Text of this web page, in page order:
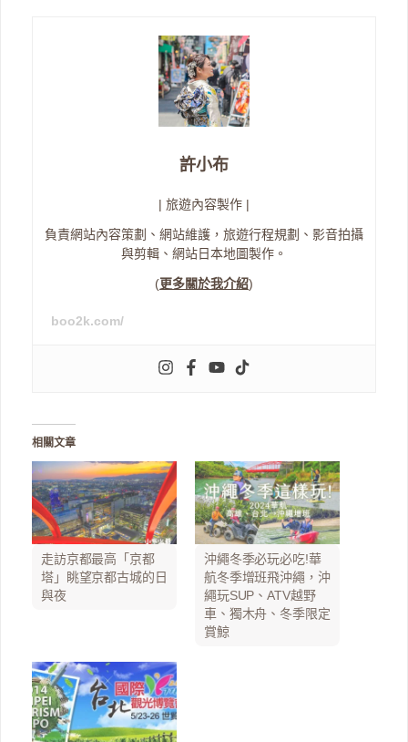
許小布
| 旅遊內容製作 |
負責網站內容策劃、網站維護，旅遊行程規劃、影音拍攝
與剪輯、網站日本地圖製作。
(更多關於我介紹)
boo2k.com/
相關文章
走訪京都最高「京都
塔」眺望京都古城的日
與夜
沖繩冬季必玩必吃!華
航冬季增班飛沖繩，沖
繩玩SUP、ATV越野
車、獨木舟、冬季限定
賞鯨